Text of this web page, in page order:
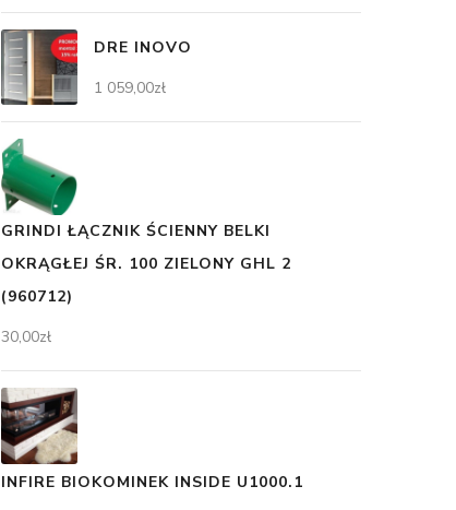
DRE INOVO
1 059,00zł
GRINDI ŁĄCZNIK ŚCIENNY BELKI
OKRĄGŁEJ ŚR. 100 ZIELONY GHL 2
(960712)
30,00zł
INFIRE BIOKOMINEK INSIDE U1000.1